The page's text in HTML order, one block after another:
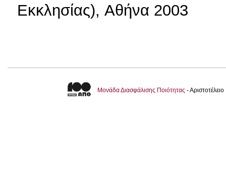
Εκκλησίας), Αθήνα 2003
Μονάδα Διασφάλισης Ποιότητας -